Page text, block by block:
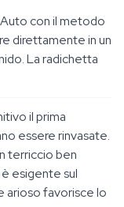
Auto con il metodo
direttamente in un
La radichetta
il prima
essere rinvasate.
terriccio ben
esigente sul
arioso favorisce lo